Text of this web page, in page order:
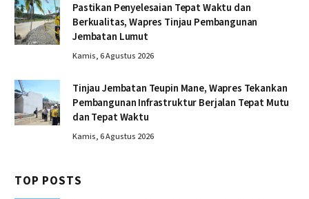
Pastikan Penyelesaian Tepat Waktu dan
Berkualitas, Wapres Tinjau Pembangunan
Jembatan Lumut
Kamis, 6 Agustus 2026
Tinjau Jembatan Teupin Mane, Wapres Tekankan
Pembangunan Infrastruktur Berjalan Tepat Mutu
dan Tepat Waktu
Kamis, 6 Agustus 2026
TOP POSTS